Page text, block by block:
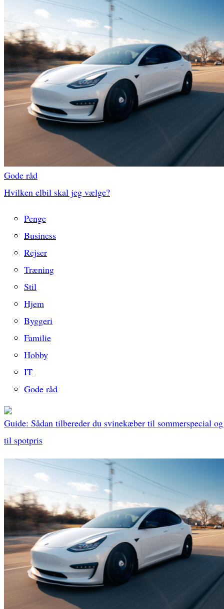
Gode råd
Hvilken elbil skal jeg vælge?
Penge
Business
Rejser
Træning
Stil
Hjem
Byggeri
Familie
Hobby
IT
Gode råd
Guide: Sådan tilbereder du svinekæber til sommerspecial
til spotpris